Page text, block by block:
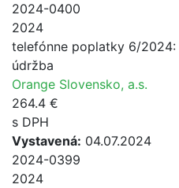
2024-0400
2024
telefónne poplatky 6/2024:
údržba
Orange Slovensko, a.s.
264.4 €
s DPH
Vystavená: 04.07.2024
2024-0399
2024